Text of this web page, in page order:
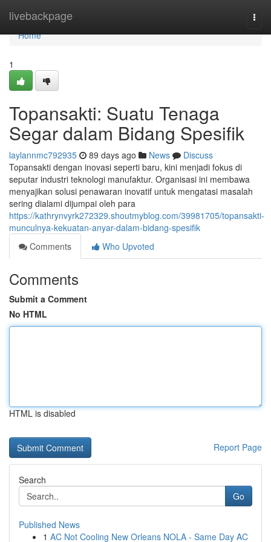
livebackpage
Home
Home
1
Topansakti: Suatu Tenaga
Segar dalam Bidang Spesifik
laylannmc792935 89 days ago News
Discuss
Topansakti dengan inovasi seperti baru, kini menjadi fokus di
seputar industri teknologi manufaktur. Organisasi ini membawa
menyajikan solusi penawaran inovatif untuk mengatasi masalah
sering dialami dijumpai oleh para
https://kathrynvyrk272329.shoutmyblog.com/39981705/topansakti-
munculnya-kekuatan-anyar-dalam-bidang-spesifik
Comments
Who Upvoted
Comments
Submit a Comment
No HTML
HTML is disabled
Report Page
Search
Go
Published News
1 AC Not Cooling New Orleans NOLA - Same Day AC